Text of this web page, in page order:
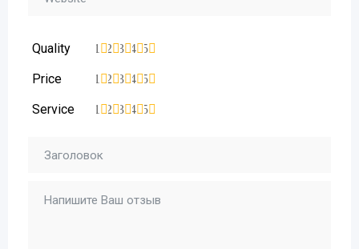
Quality 5
4
3
2
1
Price 5
4
3
2
1
Service 5
4
3
2
1